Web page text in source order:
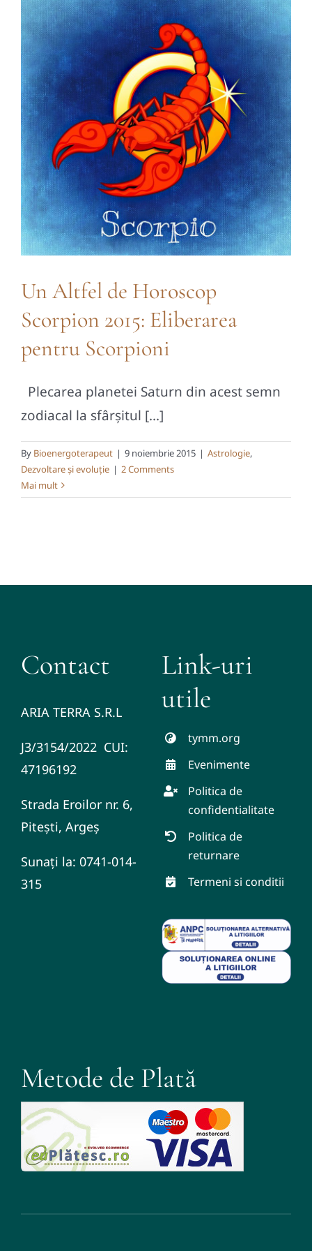
Un Altfel de Horoscop
Scorpion 2015: Eliberarea
pentru Scorpioni
Plecarea planetei Saturn din acest semn
zodiacal la sfârșitul [...]
By Bioenergoterapeut | 9 noiembrie 2015 | Astrologie,
Dezvoltare și evoluție | 2 Comments
Mai mult
Contact
ARIA TERRA S.R.L
J3/3154/2022 CUI:
47196192
Strada Eroilor nr. 6,
Pitești, Argeș
Sunați la: 0741-014-
315
Link-uri
utile
tymm.org
Evenimente
Politica de
confidentialitate
Politica de
returnare
Termeni si conditii
Metode de Plată